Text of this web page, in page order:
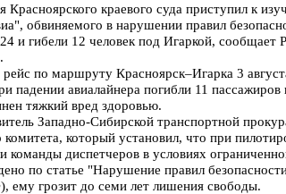
краевого суда приступил к
обвиняемого в нарушении правил
и гибели 12 человек под Игаркой,
по маршруту Красноярск–Игарка 3
падении авиалайнера погибли 11
тяжкий вред здоровью.
Западно-Сибирской транспортной
который установил, что при
диспетчеров в условиях
по статье "Нарушение правил
ему грозит до семи лет лишения свободы.